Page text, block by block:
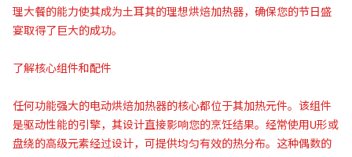
理大餐的能力使其成为土耳其的理想烘焙加热器，确保您的节日盛
宴取得了巨大的成功。
了解核心组件和配件
任何功能强大的电动烘焙加热器的核心都位于其加热元件。该组件
是驱动性能的引擎，其设计直接影响您的烹饪结果。经常使用U形或
盘绕的高级元素经过设计，可提供均匀有效的热分布。这种偶数的